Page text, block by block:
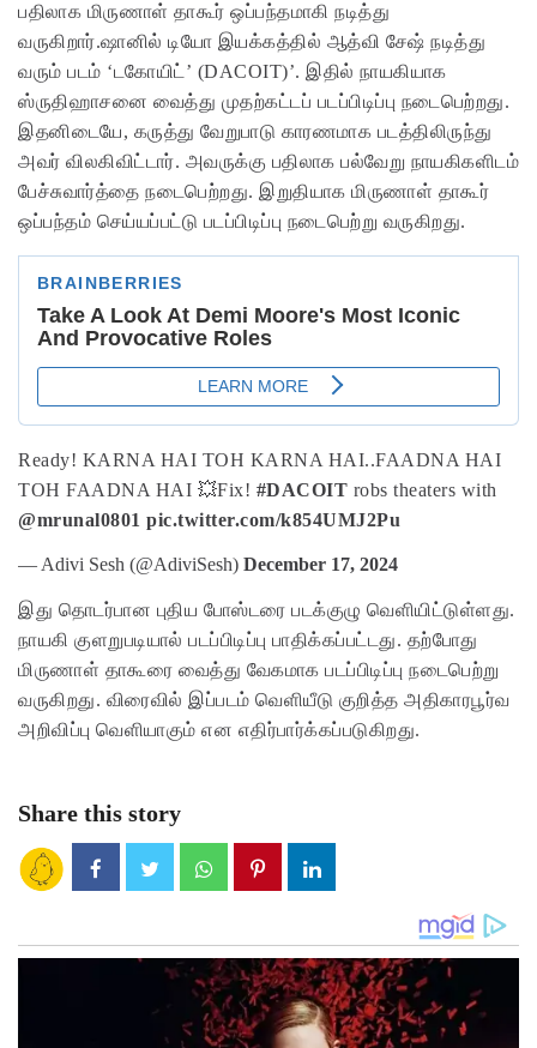
பதிலாக மிருணாள் தாகூர் ஒப்பந்தமாகி நடித்து
வருகிறார்.ஷானில் டியோ இயக்கத்தில் ஆத்வி சேஷ் நடித்து
வரும் படம் ‘டகோயிட்’ (DACOIT)’. இதில் நாயகியாக
ஸ்ருதிஹாசனை வைத்து முதற்கட்டப் படப்பிடிப்பு நடைபெற்றது.
இதனிடையே, கருத்து வேறுபாடு காரணமாக படத்திலிருந்து
அவர் விலகிவிட்டார். அவருக்கு பதிலாக பல்வேறு நாயகிகளிடம்
பேச்சுவார்த்தை நடைபெற்றது. இறுதியாக மிருணாள் தாகூர்
ஒப்பந்தம் செய்யப்பட்டு படப்பிடிப்பு நடைபெற்று வருகிறது.
Ready! KARNA HAI TOH KARNA HAI..FAADNA HAI
TOH FAADNA HAI 💥Fix! #DACOIT robs theaters with
@mrunal0801 pic.twitter.com/k854UMJ2Pu
— Adivi Sesh (@AdiviSesh) December 17, 2024
இது தொடர்பான புதிய போஸ்டரை படக்குழு வெளியிட்டுள்ளது.
நாயகி குளறுபடியால் படப்பிடிப்பு பாதிக்கப்பட்டது. தற்போது
மிருணாள் தாகூரை வைத்து வேகமாக படப்பிடிப்பு நடைபெற்று
வருகிறது. விரைவில் இப்படம் வெளியீடு குறித்த அதிகாரபூர்வ
அறிவிப்பு வெளியாகும் என எதிர்பார்க்கப்படுகிறது.
Share this story